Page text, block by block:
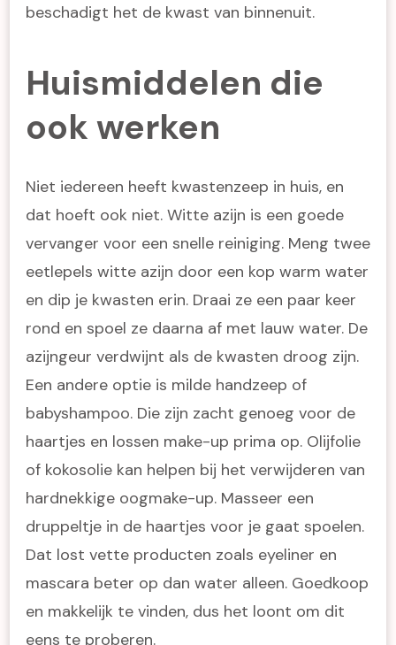
beschadigt het de kwast van binnenuit.
Huismiddelen die
ook werken
Niet iedereen heeft kwastenzeep in huis, en
dat hoeft ook niet. Witte azijn is een goede
vervanger voor een snelle reiniging. Meng twee
eetlepels witte azijn door een kop warm water
en dip je kwasten erin. Draai ze een paar keer
rond en spoel ze daarna af met lauw water. De
azijngeur verdwijnt als de kwasten droog zijn.
Een andere optie is milde handzeep of
babyshampoo. Die zijn zacht genoeg voor de
haartjes en lossen make-up prima op. Olijfolie
of kokosolie kan helpen bij het verwijderen van
hardnekkige oogmake-up. Masseer een
druppeltje in de haartjes voor je gaat spoelen.
Dat lost vette producten zoals eyeliner en
mascara beter op dan water alleen. Goedkoop
en makkelijk te vinden, dus het loont om dit
eens te proberen.